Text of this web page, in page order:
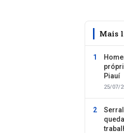
Mais
Piauí
25/07/